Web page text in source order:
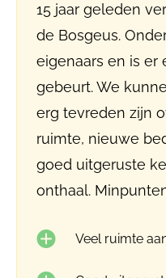
15 jaar geleden
de Bosgeus.
eigenaars en is er
gebeurt. We
erg tevreden zijn
ruimte, nieuwe
goed uitgeruste
onthaal.
Veel ruimte